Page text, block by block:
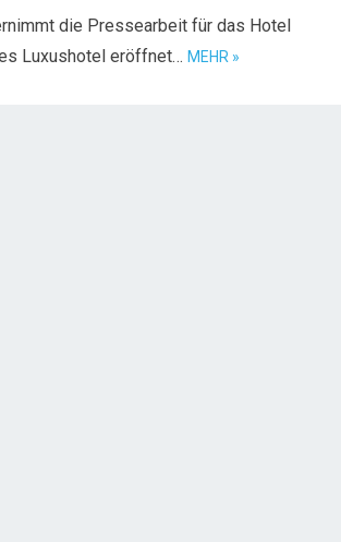
die Pressearbeit für das Hotel
Luxushotel eröffnet… MEHR »